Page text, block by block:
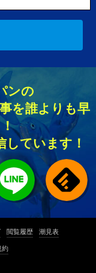
ンの
を誰よりも早
ています！
閲覧履歴 潮見表
約